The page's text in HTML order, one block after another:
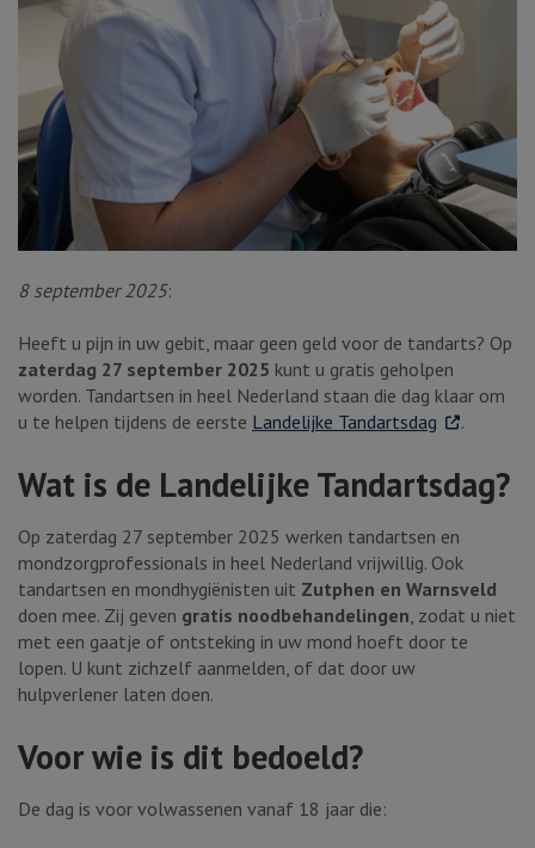
8 september 2025:
Heeft u pijn in uw gebit, maar geen geld voor de tandarts? Op
zaterdag 27 september 2025 kunt u gratis geholpen
worden. Tandartsen in heel Nederland staan die dag klaar om
u te helpen tijdens de eerste Landelijke Tandartsdag . Externe
.
Wat is de Landelijke Tandartsdag?
Op zaterdag 27 september 2025 werken tandartsen en
mondzorgprofessionals in heel Nederland vrijwillig. Ook
tandartsen en mondhygiënisten uit Zutphen en Warnsveld
doen mee. Zij geven gratis noodbehandelingen, zodat u niet
met een gaatje of ontsteking in uw mond hoeft door te
lopen. U kunt zichzelf aanmelden, of dat door uw
hulpverlener laten doen.
Voor wie is dit bedoeld?
De dag is voor volwassenen vanaf 18 jaar die: